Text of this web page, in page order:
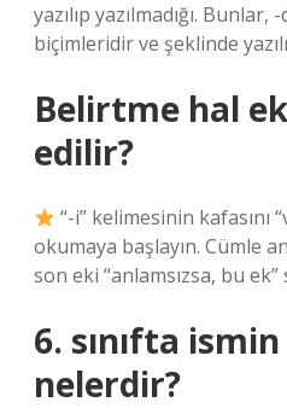
yazılıp yazılmadığı.
biçimleridir ve şeklinde
Belirtme hal
edilir?
“-i” kelimesinin kafasını
okumaya başlayın. Cümle
son eki “anlamsızsa, bu
6. sınıfta
nelerdir?